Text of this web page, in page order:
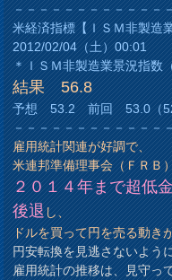
－－－－－－－－－－－－
米経済指標【ＩＳＭ非製造
2012/02/04（土）00:01
＊ＩＳＭ非製造業景況指数
結果 56.8
予想 53.2 前回 53.0（
－－－－－－－－－－－－
雇用統計関連が好調で、
米連邦準備理事会（ＦＲＢ
２０１４年まで超低
後退し、
ドルを買って円を売る動き
円安転換を見逃さないよう
雇用統計の推移は、見守っ